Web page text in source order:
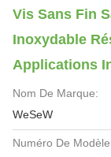
Vis Sans Fin
Inoxydable
Applications
Nom De Marque:
WeSeW
Numéro De